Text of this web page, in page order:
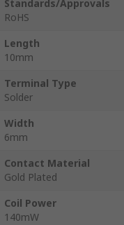
Standards/Approvals
RoHS
Length
10mm
Terminal Type
Solder
Width
6mm
Contact Material
Gold Plated
Coil Power
140mW